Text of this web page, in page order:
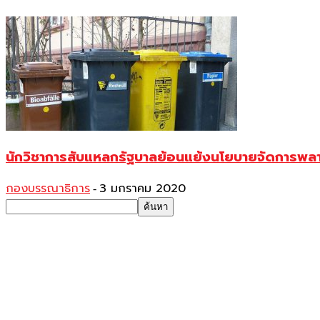
นักวิชาการสับแหลกรัฐบาลย้อนแย้งนโยบายจัดการพ
กองบรรณาธิการ - 3 มกราคม 2020